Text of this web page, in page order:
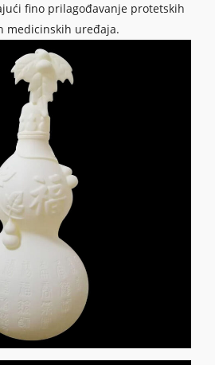
fino prilagođavanje protetskih
medicinskih uređaja.